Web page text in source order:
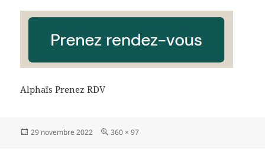
Alphaïs Prenez RDV
Publié
29 novembre 2022
Taille
360 × 97